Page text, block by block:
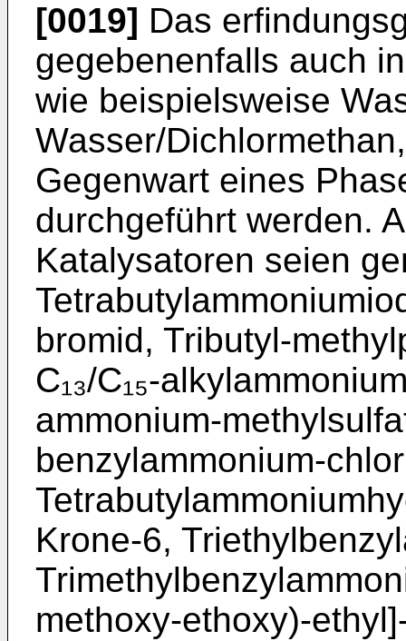
[0019] Das
gegebenenfalls auch
wie beispielsweise
Wasser/
Gegenwart eines
durchgeführt werden.
Katalysatoren seien
bromid, Tributyl-
C₁₃/­C₁₅-
ammonium-­
benzylammonium-­
Krone-6,
methoxy-ethoxy)-